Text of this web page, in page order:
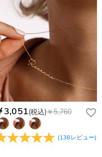
へご発送の場合、中継料が
産品ではなく、一つ一つ手
商品ページに記載しており
いた「配送方法」の選択に
。詳細は配送について
細書は商品に同梱しており
は、ご注文明細をメールに
は可能でしょうか。
希望の場合は、カスタマー
をお送りください。配送先
す。また、海外配送の際は
ございます。
の未使用品の返品は可能で
の返品手数料(材料費)が発
返品についてまでご確認くだ
ますか？
注文内容に間違いでもありま
【Eメール：
ください。ご連絡頂く時に注
ません。
い場合、次の可能性が考え
ダに移動されている。解決
3,051(税込)￥5,760
(138レビュー)